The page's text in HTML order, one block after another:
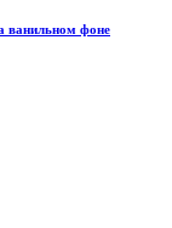
ванильном фоне